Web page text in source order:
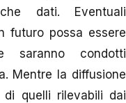
dati. Eventuali
futuro possa essere
saranno condotti
Mentre la diffusione
di quelli rilevabili dai